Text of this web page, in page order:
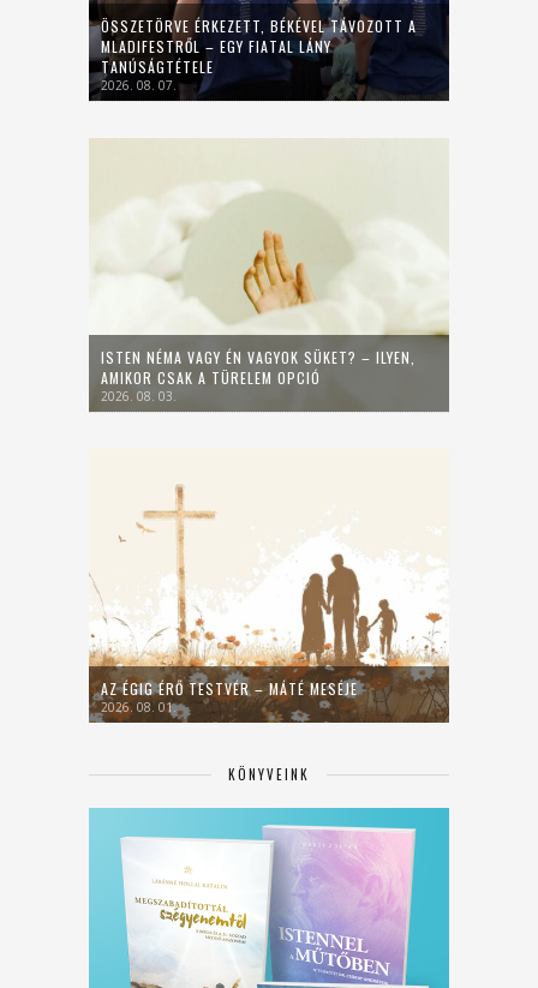
ÖSSZETÖRVE ÉRKEZETT, BÉKÉVEL TÁVOZOTT A
MLADIFESTRŐL – EGY FIATAL LÁNY
TANÚSÁGTÉTELE
2026. 08. 07.
ISTEN NÉMA VAGY ÉN VAGYOK SÜKET? – ILYEN,
AMIKOR CSAK A TÜRELEM OPCIÓ
2026. 08. 03.
AZ ÉGIG ÉRŐ TESTVÉR – MÁTÉ MESÉJE
2026. 08. 01.
KÖNYVEINK